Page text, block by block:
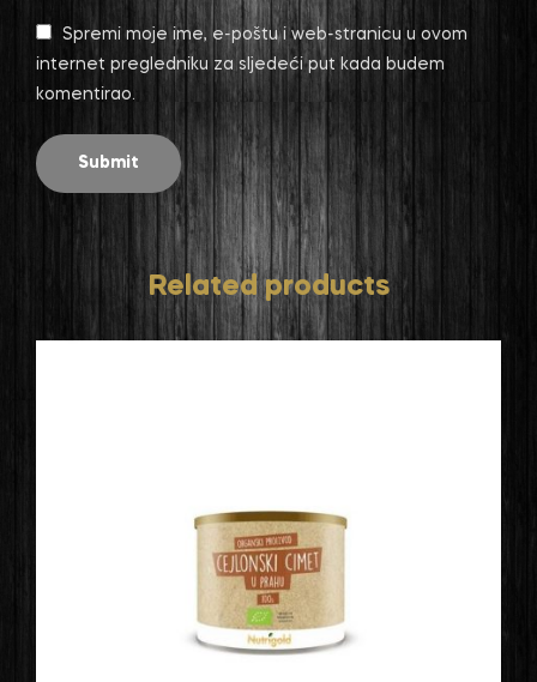
Spremi moje ime, e-poštu i web-stranicu u ovom
internet pregledniku za sljedeći put kada budem
komentirao.
Related products